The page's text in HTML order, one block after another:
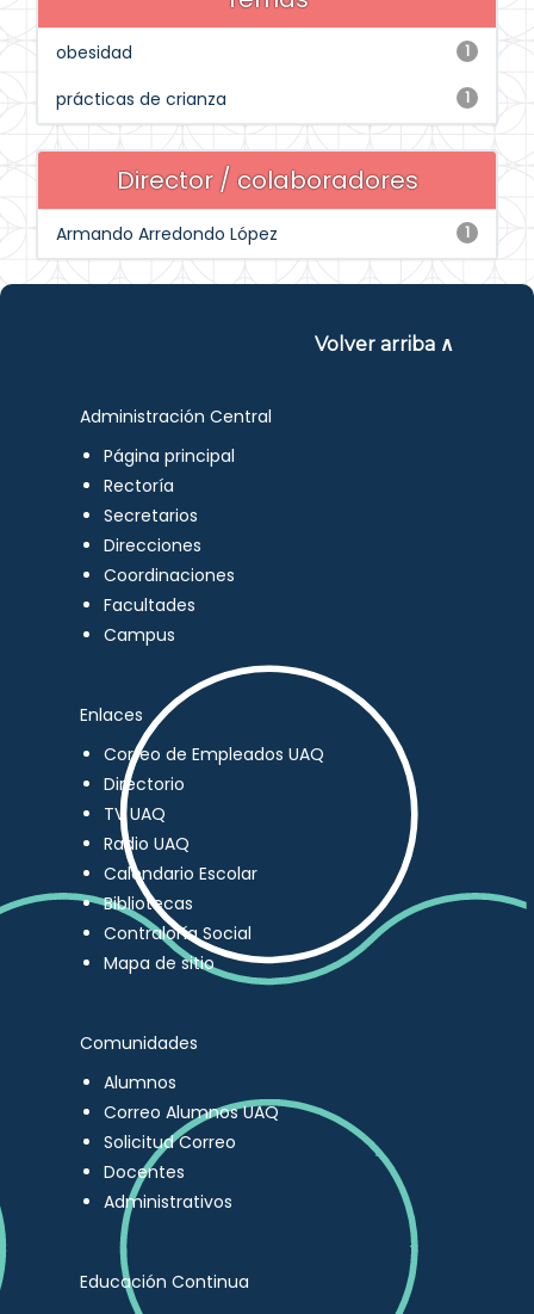
1
obesidad
1
prácticas de crianza
Director / colaboradores
1
Armando Arredondo López
Volver arriba ∧
Administración Central
Página principal
Rectoría
Secretarios
Direcciones
Coordinaciones
Facultades
Campus
Enlaces
Correo de Empleados UAQ
Directorio
TV UAQ
Radio UAQ
Calendario Escolar
Bibliotecas
Contraloría Social
Mapa de sitio
Comunidades
Alumnos
Correo Alumnos UAQ
Solicitud Correo
Docentes
Administrativos
Educación Continua